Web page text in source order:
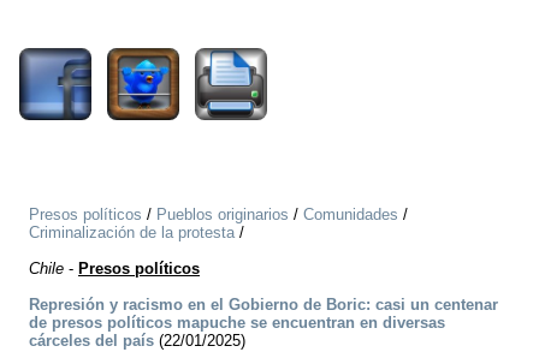
Presos políticos / Pueblos originarios / Comunidades /
Criminalización de la protesta/
Chile - Presos políticos
Represión y racismo en el Gobierno de Boric: casi un centenar
de presos políticos mapuche se encuentran en diversas
cárceles del país (22/01/2025)